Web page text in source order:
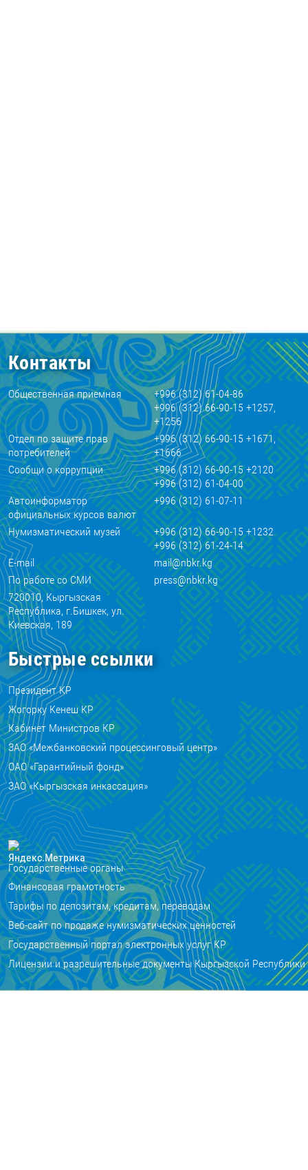
Контакты
Общественная приемная
+996 (312) 61-04-86
+996 (312) 66-90-15 +1257,
+1256
Отдел по защите прав
потребителей
+996 (312) 66-90-15 +1671,
+1666
Сообщи о коррупции
+996 (312) 66-90-15 +2120
+996 (312) 61-04-00
Автоинформатор
официальных курсов валют
+996 (312) 61-07-11
Нумизматический музей
+996 (312) 66-90-15 +1232
+996 (312) 61-24-14
E-mail
mail@nbkr.kg
По работе со СМИ
press@nbkr.kg
720010, Кыргызская
Республика, г.Бишкек, ул.
Киевская, 189
Быстрые ссылки
Президент КР
Жогорку Кенеш КР
Кабинет Министров КР
ЗАО «Межбанковский процессинговый центр»
ОАО «Гарантийный фонд»
ЗАО «Кыргызская инкассация»
Государственные органы
Финансовая грамотность
Тарифы по депозитам, кредитам, переводам
Веб-сайт по продаже нумизматических ценностей
Государственный портал электронных услуг КР
Лицензии и разрешительные документы Кыргызской Республики